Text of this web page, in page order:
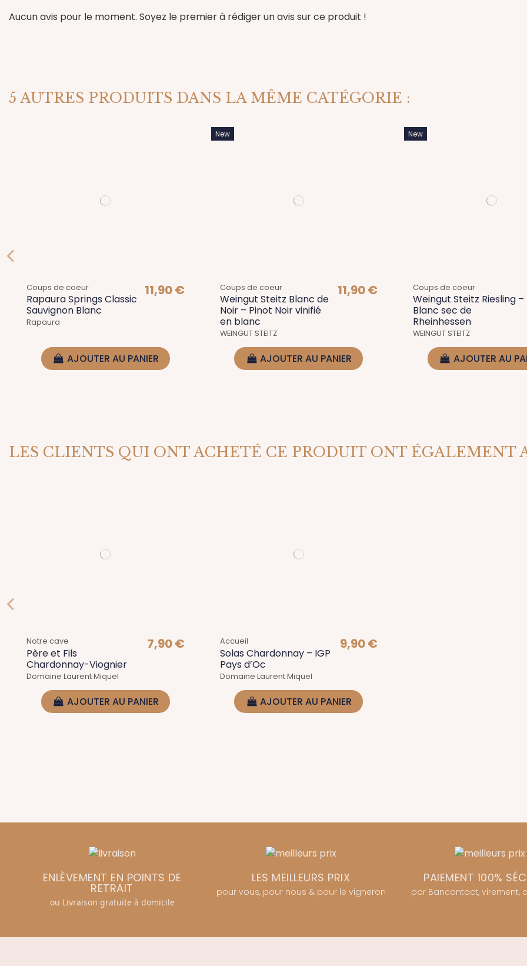
Aucun avis pour le moment. Soyez le premier à rédiger un avis sur ce produit !
5 AUTRES PRODUITS DANS LA MÊME CATÉGORIE :
Coups de coeur
Rapaura Springs Classic
Sauvignon Blanc
Rapaura
11,90 €
AJOUTER AU PANIER
New
Coups de coeur
Weingut Steitz Blanc de
Noir – Pinot Noir vinifié
en blanc
WEINGUT STEITZ
11,90 €
AJOUTER AU PANIER
New
Coups de coeur
Weingut Steitz Riesling –
Blanc sec de
Rheinhessen
WEINGUT STEITZ
AJOUTER AU
LES CLIENTS QUI ONT ACHETÉ CE PRODUIT ONT ÉGALEMENT
Notre cave
Père et Fils
Chardonnay-Viognier
Domaine Laurent Miquel
7,90 €
AJOUTER AU PANIER
Accueil
Solas Chardonnay – IGP
Pays d’Oc
Domaine Laurent Miquel
9,90 €
AJOUTER AU PANIER
ENLÈVEMENT EN POINTS DE
RETRAIT
ou Livraison gratuite à domicile
LES MEILLEURS PRIX
pour vous, pour nous & pour le vigneron
PAIEMENT 100%
par Bancontact, virement,